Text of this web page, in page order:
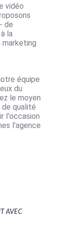
vidéo
de
la
équipe
du
le moyen
de qualité
l'occasion
l'agence
avec